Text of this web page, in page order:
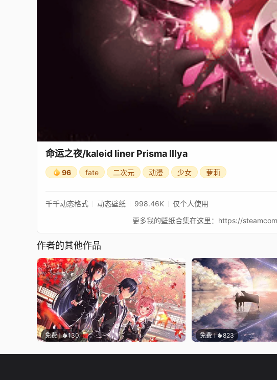
命运之夜/kaleid liner Prisma Illya
96 fate 二次元 动漫 少女 萝莉
千千动态格式 动态壁纸 998.46K 仅个人使用
作者的其他作品
免费 130 免费 823